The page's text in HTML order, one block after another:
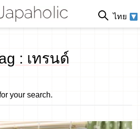
ไทย
: เทรนด์
your search.